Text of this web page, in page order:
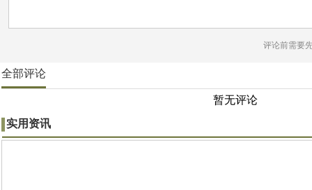
评论前需要
全部评论
暂无评论
实用资讯